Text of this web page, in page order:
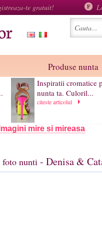
te gratuit!
Produse nunta
Inspiratii cromatice
nunta ta. Culoril...
citeste articolul
mire si mireasa
nunti - Denisa &